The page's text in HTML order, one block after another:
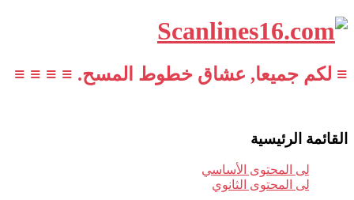
≡ لكم جميعا, عشاق خطوط المسح. ≡ ≡ ≡ ≡
القائمة الرئيسية
تخطي إلى المحتوى الأساسي
تخطي إلى المحتوى الثانوي